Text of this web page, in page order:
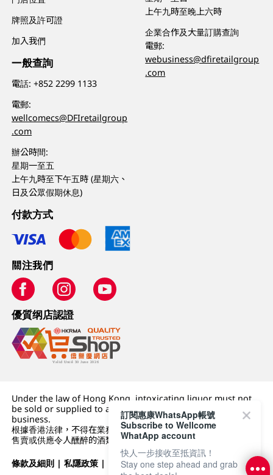
牌照及許可證
加入我們
一般查詢
電話:+852 2299 1133
電郵:
wellcomecs@DFIretailgroup
.com
辦公時間:
星期一至五
上午九時至下午五時 (星期六、
日及公眾假期休息)
上午九時至晚上六時
企業合作及大量訂購查詢
電郵:
webusiness@dfiretailgroup
.com
付款方式
關注我們
優質纲店認證
Under the law of Hong Kong, intoxicating liquor must not
be sold or supplied to a minor (under 18) in the course of
business.
根據香港法律，不得在業務過程中，向未成年人 (18 歲以下人士)
售賣或供應令人醺醉的酒類。
條款及細則 |私隱政策 | DFI零售集團
訂閱惠康WhatsApp帳號
Subscribe to Wellcome
WhatApp account
快人一步接收至抵資訊！
Stay one step ahead and grab